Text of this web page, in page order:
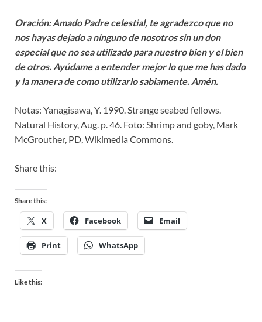
Oración: Amado Padre celestial, te agradezco que no
nos hayas dejado a ninguno de nosotros sin un don
especial que no sea utilizado para nuestro bien y el bien
de otros. Ayúdame a entender mejor lo que me has dado
y la manera de como utilizarlo sabiamente. Amén.
Notas: Yanagisawa, Y. 1990. Strange seabed fellows.
Natural History, Aug. p. 46. Foto: Shrimp and goby, Mark
McGrouther, PD, Wikimedia Commons.
Share this:
Share this:
X Facebook Email
Print WhatsApp
Like this: